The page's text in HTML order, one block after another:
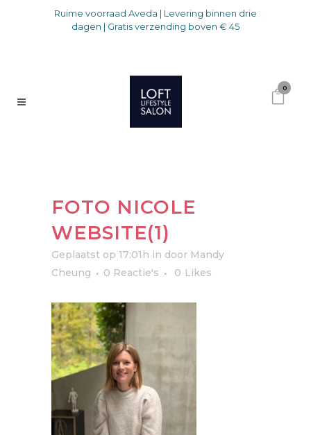
Ruime voorraad Aveda | Levering binnen drie
dagen | Gratis verzending boven € 45
0
FOTO NICOLE
WEBSITE(1)
Geplaatst op 17:01h in door Mandy
Cheung
0 Reactie's 0 Likes